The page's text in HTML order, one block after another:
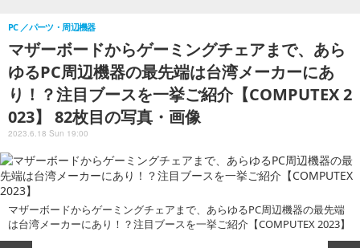
マザーボードからゲーミングチェアまで、あら
ゆるPC周辺機器の最先端は台湾メーカーにあ
り！？注目ブースを一挙ご紹介【COMPUTEX 2
023】 82枚目の写真・画像
PC パーツ・周辺機器
2023.6.18 Sun 19:00
マザーボードからゲーミングチェアまで、あらゆるPC周辺機器の最先端
は台湾メーカーにあり！？注目ブースを一挙ご紹介【COMPUTEX 2023】